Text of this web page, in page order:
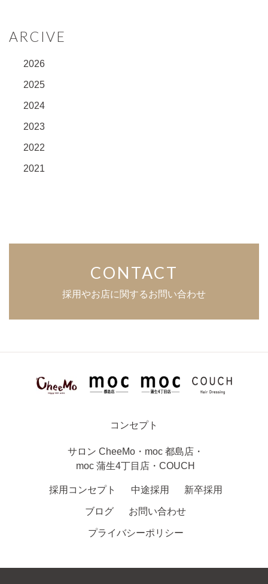
ARCIVE
2026
2025
2024
2023
2022
2021
CONTACT
採用やお店に関するお問い合わせ
コンセプト
サロン CheeMo ・ moc 都島店 ・
moc 蒲生4丁目店 ・ COUCH
採用コンセプト 中途採用 新卒採用
ブログ お問い合わせ
プライバシーポリシー